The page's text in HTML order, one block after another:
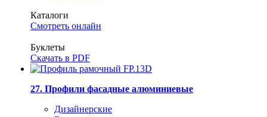
Каталоги
Смотреть онлайн
Буклеты
Скачать в PDF
27. Профили фасадные алюминиевые
Дизайнерские